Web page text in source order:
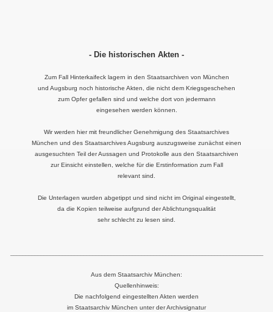
- Die historischen Akten -
Zum Fall Hinterkaifeck lagern in den Staatsarchiven von München
und Augsburg noch historische Akten, die nicht dem Kriegsgeschehen
zum Opfer gefallen sind und welche dort von jedermann
eingesehen werden können.
Wir werden hier mit freundlicher Genehmigung des Staatsarchives
München und des Staatsarchives Augsburg auszugsweise zunächst einen
ausgesuchten Teil der Aussagen und Protokolle aus den Staatsarchiven
zur Einsicht einstellen, welche für die Erstinformation zum Fall
relevant sind.
Die Unterlagen wurden abgetippt und sind nicht im Original eingestellt,
da die Kopien teilweise aufgrund der Ablichtungsqualität
sehr schlecht zu lesen sind.
Aus dem Staatsarchiv München:
Quellenhinweis:
Die nachfolgend eingestellten Akten werden
im Staatsarchiv München unter der Archivsignatur